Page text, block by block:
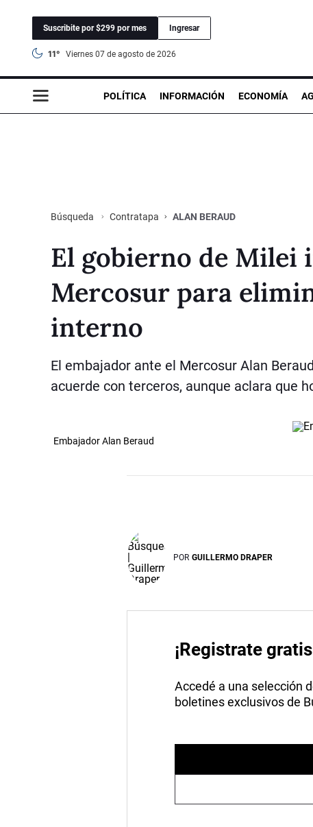
Suscribite por $299 por mes Ingresar
11° viernes 07 de agosto de 2026
POLÍTICA INFORMACIÓN ECONOMÍA
Búsqueda Contratapa ALAN BERAUD
El gobierno de Milei
Mercosur para
interno
El embajador ante el Mercosur Alan
acuerde con terceros, aunque aclara que
Embajador Alan Beraud
POR GUILLERMO DRAPER
¡Registrate
Accedé a una selección
boletines exclusivos de